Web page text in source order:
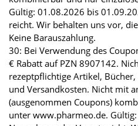
Gültig: 01.08.2026 bis
reicht. Wir behalten uns vor,
Keine Barauszahlung.
30: Bei Verwendung des
€ Rabatt auf PZN 8907142.
rezeptpflichtige Artikel,
und Versandkosten. Nicht mit
(ausgenommen Coupons)
unter www.pharmeo.de.